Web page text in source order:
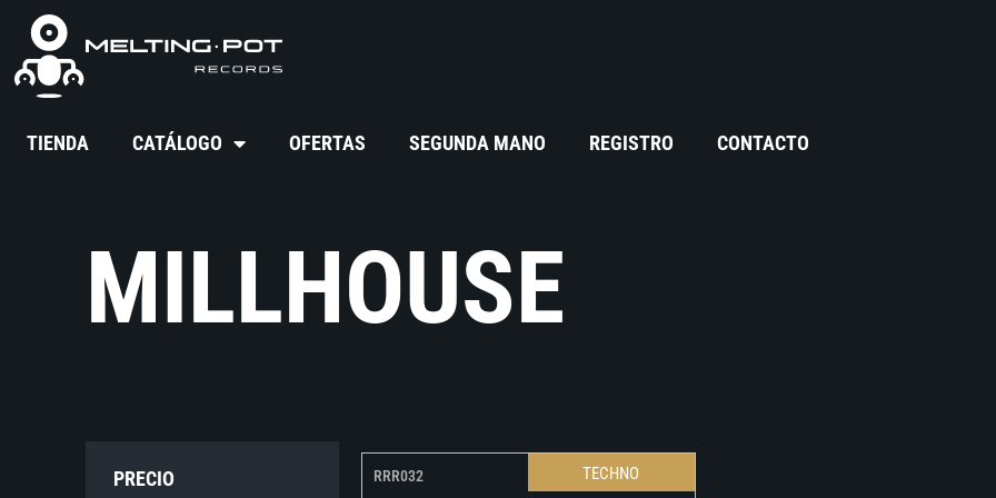
TIENDA CATÁLOGO OFERTAS SEGUNDA MANO REGISTRO CONTACTO
MILLHOUSE
PRECIO RRR032 TECHNO